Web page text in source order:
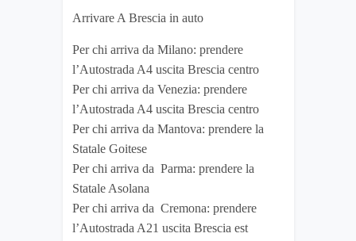
Arrivare A Brescia in auto
Per chi arriva da Milano: prendere
l’Autostrada A4 uscita Brescia centro
Per chi arriva da Venezia: prendere
l’Autostrada A4 uscita Brescia centro
Per chi arriva da Mantova: prendere la
Statale Goitese
Per chi arriva da Parma: prendere la
Statale Asolana
Per chi arriva da Cremona: prendere
l’Autostrada A21 uscita Brescia est